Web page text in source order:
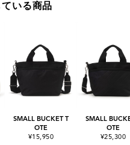
いる商品
SMALL BUCKET T
OTE
¥15,950
SMALL
OTE
¥25,300